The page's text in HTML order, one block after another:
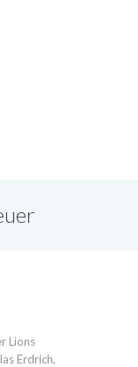
Lions
Erdrich,